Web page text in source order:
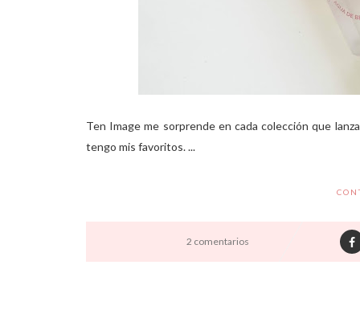
Ten Image me sorprende en cada colección que
tengo mis favoritos. ...
2 comentarios